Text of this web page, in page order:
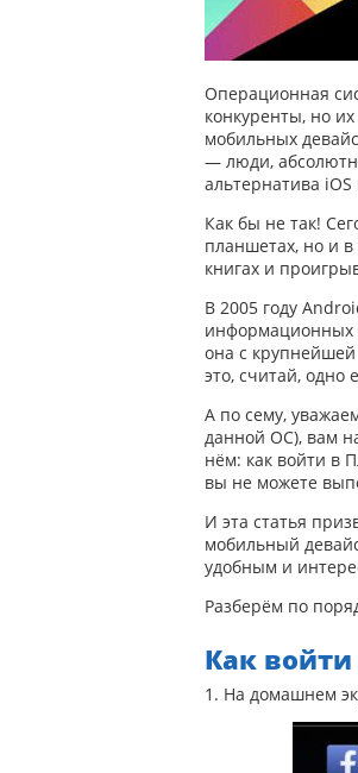
Операционная
конкуренты, но
мобильных
— люди,
альтернатива
Как бы не так!
планшетах, но и в
книгах и
В 2005 году
информационных
она с
это, считай, одно
А по сему,
данной ОС), вам
нём: как войти в
вы не можете
И эта статья
мобильный
удобным и
Разберём по
Как войти
1. На домашнем